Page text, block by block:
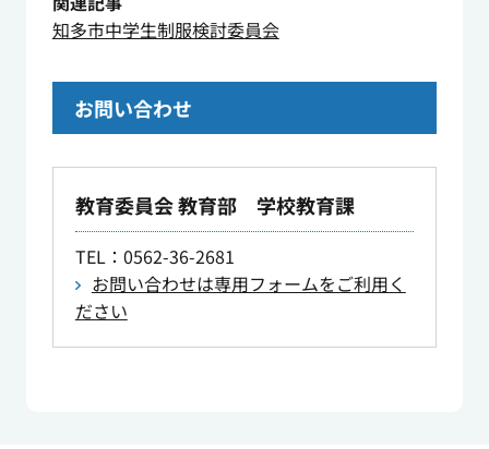
知多市中学生制服検討委員会
お問い合わせ
教育委員会 教育部 学校教育課
TEL ：0562-36-2681
お問い合わせは専用フォームをご利用く
ださい